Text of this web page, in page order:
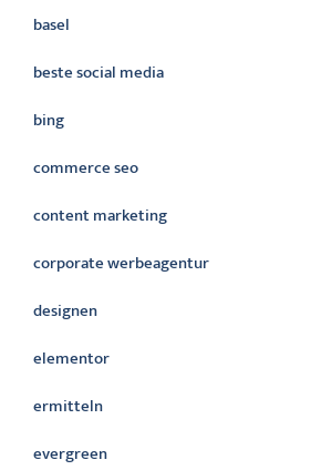
basel
beste social media
bing
commerce seo
content marketing
corporate werbeagentur
designen
elementor
ermitteln
evergreen